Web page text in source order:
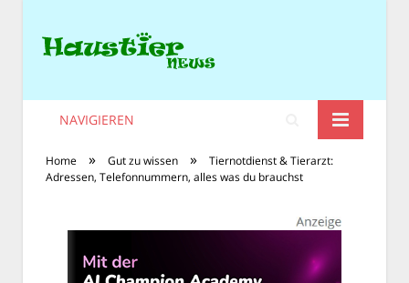
NAVIGIEREN
Home » Gut zu wissen »
Tiernotdienst & Tierarzt:
Adressen, Telefonnummern, alles was du brauchst